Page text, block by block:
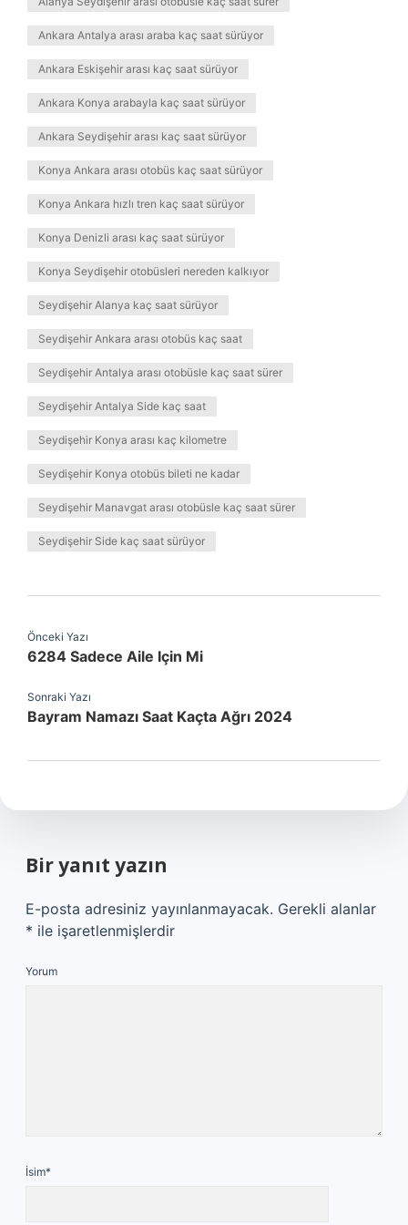
Ankara Antalya arası araba kaç saat sürüyor
Ankara Eskişehir arası kaç saat sürüyor
Ankara Konya arabayla kaç saat sürüyor
Ankara Seydişehir arası kaç saat sürüyor
Konya Ankara arası otobüs kaç saat sürüyor
Konya Ankara hızlı tren kaç saat sürüyor
Konya Denizli arası kaç saat sürüyor
Konya Seydişehir otobüsleri nereden kalkıyor
Seydişehir Alanya kaç saat sürüyor
Seydişehir Ankara arası otobüs kaç saat
Seydişehir Antalya arası otobüsle kaç saat sürer
Seydişehir Antalya Side kaç saat
Seydişehir Konya arası kaç kilometre
Seydişehir Konya otobüs bileti ne kadar
Seydişehir Manavgat arası otobüsle kaç saat sürer
Seydişehir Side kaç saat sürüyor
Önceki Yazı
6284 Sadece Aile Için Mi
Sonraki Yazı
Bayram Namazı Saat Kaçta Ağrı 2024
Bir yanıt yazın
E-posta adresiniz yayınlanmayacak. Gerekli alanlar
* ile işaretlenmişlerdir
Yorum
İsim*